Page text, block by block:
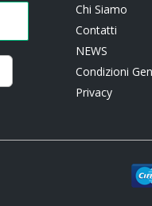
Chi Siamo
Contatti
NEWS
Condizioni
Privacy